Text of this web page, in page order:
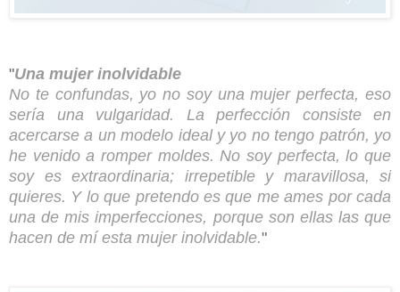
"Una mujer inolvidable
No te confundas, yo no soy una mujer perfecta, eso
sería una vulgaridad. La perfección consiste en
acercarse a un modelo ideal y yo no tengo patrón, yo
he venido a romper moldes. No soy perfecta, lo que
soy es extraordinaria; irrepetible y maravillosa, si
quieres. Y lo que pretendo es que me ames por cada
una de mis imperfecciones, porque son ellas las que
hacen de mí esta mujer inolvidable."